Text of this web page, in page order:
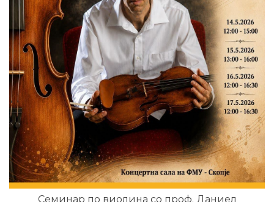
Семинар по виолина со проф. Даниел